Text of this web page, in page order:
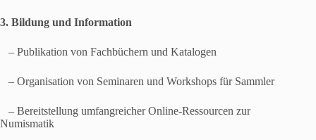
3. Bildung und Information
– Publikation von Fachbüchern und Katalogen
– Organisation von Seminaren und Workshops für Sammler
– Bereitstellung umfangreicher Online-Ressourcen zur
Numismatik